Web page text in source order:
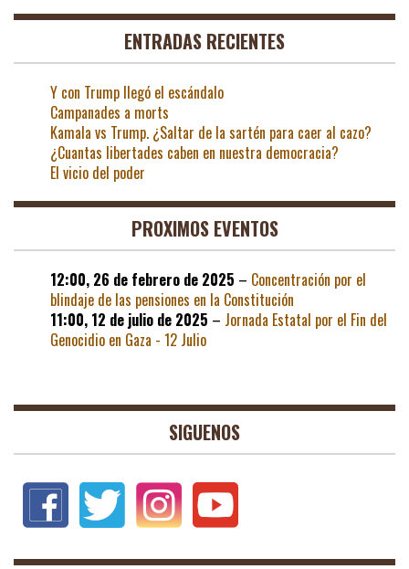
ENTRADAS RECIENTES
Y con Trump llegó el escándalo
Campanades a morts
Kamala vs Trump. ¿Saltar de la sartén para caer al cazo?
¿Cuantas libertades caben en nuestra democracia?
El vicio del poder
PROXIMOS EVENTOS
12:00, 26 de febrero de 2025 – Concentración por el
blindaje de las pensiones en la Constitución
11:00, 12 de julio de 2025 – Jornada Estatal por el Fin del
Genocidio en Gaza - 12 Julio
SIGUENOS